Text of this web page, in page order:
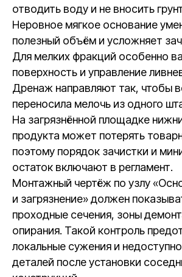
отводить воду и не вносить
Неровное мягкое основание
полезный объём и усложняет
Для мелких фракций особенно
поверхность и управление
Дренаж направляют так, чтобы
переносила мелочь из одного
На загрязнённой площадке
продукта может потерять
поэтому порядок зачистки и
остаток включают в регламент.
Монтажный чертёж по узлу
и загрязнение» должен
проходные сечения, зоны
опирания. Такой контроль
локальные сужения и
деталей после установки